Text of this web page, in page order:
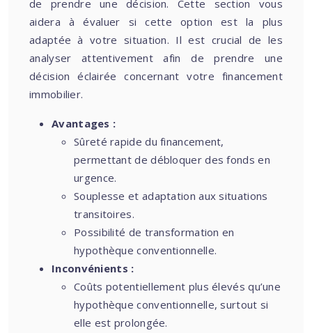
de prendre une décision. Cette section vous
aidera à évaluer si cette option est la plus
adaptée à votre situation. Il est crucial de les
analyser attentivement afin de prendre une
décision éclairée concernant votre financement
immobilier.
Avantages :
Sûreté rapide du financement,
permettant de débloquer des fonds en
urgence.
Souplesse et adaptation aux situations
transitoires.
Possibilité de transformation en
hypothèque conventionnelle.
Inconvénients :
Coûts potentiellement plus élevés qu’une
hypothèque conventionnelle, surtout si
elle est prolongée.